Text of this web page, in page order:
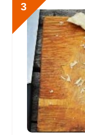
Рубидий
Селен
Фтор
Хром
Цинк
Бор
3